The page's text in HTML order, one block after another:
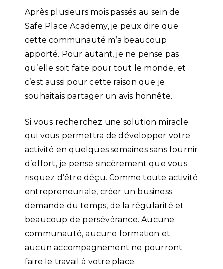
Après plusieurs mois passés au sein de
Safe Place Academy, je peux dire que
cette communauté m’a beaucoup
apporté. Pour autant, je ne pense pas
qu’elle soit faite pour tout le monde, et
c’est aussi pour cette raison que je
souhaitais partager un avis honnête.
Si vous recherchez une solution miracle
qui vous permettra de développer votre
activité en quelques semaines sans fournir
d’effort, je pense sincèrement que vous
risquez d’être déçu. Comme toute activité
entrepreneuriale, créer un business
demande du temps, de la régularité et
beaucoup de persévérance. Aucune
communauté, aucune formation et
aucun accompagnement ne pourront
faire le travail à votre place.